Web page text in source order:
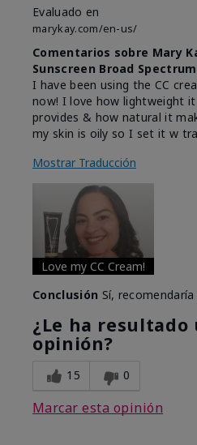
Evaluado en
marykay.com/en-us/
Comentarios sobre Mary
Sunscreen Broad Spectrum
I have been using the CC
now! I love how lightweight
provides & how natural it
my skin is oily so I set it w
Mostrar Traducción
Love my CC Cream!
Conclusión Sí,
¿Le ha
opinión?
15 0
Marcar esta opinión